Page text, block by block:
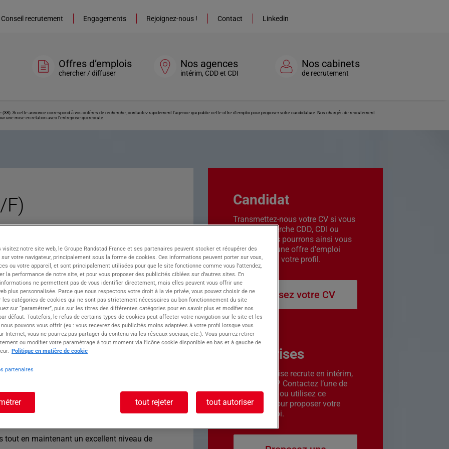
Conseil recrutement Engagements Rejoignez-nous ! Contact Linkedin
Offres d’emplois
chercher / diffuser
Nos agences
intérim, CDD et CDI
Nos cabinets
de recrutement
Si cette annonce correspond à vos critères de recherche, contactez rapidement l’agence qui publie cette offre d’emploi pour proposer votre candidature. Nos chargés de recrutement
une mise en relation avec l’entreprise qui recrute.
F)
ATOLL, vous connecte aux meilleures
des Alpes, nos experts soutiennent votre
: Cuisinier H/F
exercer votre passion culinaire en tant que
?
activement à la préparation de plats.
variés en respectant les normes
pour garantir une expérience culinaire
organisation efficace et un respect strict
tout en maintenant un excellent niveau de
Candidat
Transmettez-nous votre CV si vous
êtes en recherche CDD, CDI ou
intérim. Nous pourrons ainsi vous
contacter si une offre d’emploi
correspond à votre profil.
Déposez votre CV
Entreprises
Votre entreprise recrute en intérim,
CDD ou CDI ? Contactez l’une de
nos agences ou utilisez ce
formulaire pour proposer votre
offre d’emploi.
visitez notre site web, le Groupe Randstad France et ses partenaires peuvent stocker et récupérer des
votre navigateur, principalement sous la forme de cookies. Ces informations peuvent porter sur vous,
ou votre appareil, et sont principalement utilisées pour que le site fonctionne comme vous l’attendez,
la performance de notre site, et pour vous proposer des publicités ciblées sur d’autres sites. En
ne permettent pas de vous identifier directement, mais elles peuvent vous offrir une
plus personnalisée. Parce que nous respectons votre droit à la vie privée, vous pouvez choisir de ne
les catégories de cookies qui ne sont pas strictement nécessaires au bon fonctionnement du site
sur “paramétrer”, puis sur les titres des différentes catégories pour en savoir plus et modifier nos
défaut. Toutefois, le refus de certains types de cookies peut affecter votre navigation sur le site et les
pouvons vous offrir (ex : vous recevrez des publicités moins adaptées à votre profil lorsque vous
Internet, vous ne pourrez pas partager du contenu via les réseaux sociaux, etc.). Vous pourrez retirer
ou modifier votre paramétrage à tout moment via l’icône cookie disponible en bas et à gauche de
Politique en matière de cookie
partenaires
tout rejeter tout autoriser